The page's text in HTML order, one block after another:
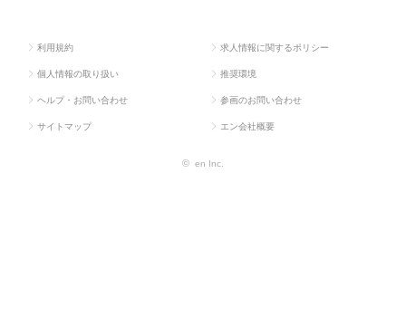
利用規約 求人情報に関するポリシー
個人情報の取り扱い 推奨環境
ヘルプ・お問い合わせ 参画のお問い合わせ
サイトマップ エン会社概要
© en Inc.